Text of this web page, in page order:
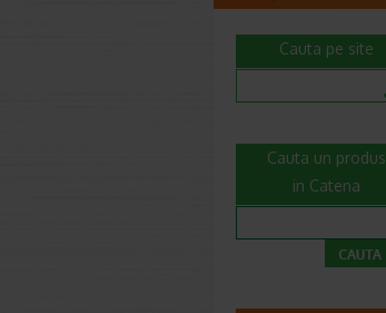
Cauta pe site
Cauta un produs
in Catena